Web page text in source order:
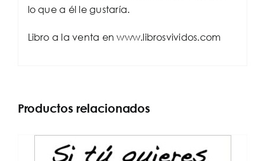
lo que a él le gustaría.
Libro a la venta en www.librosvividos.com
Productos relacionados